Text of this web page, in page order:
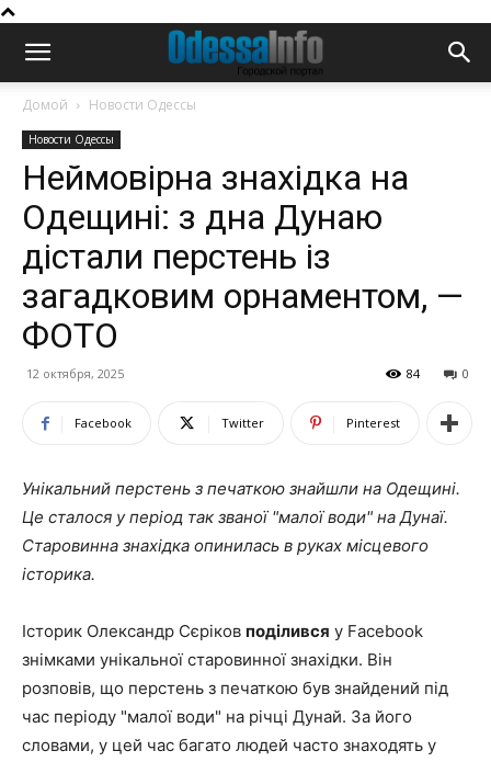
Домой Новости Одессы
Новости Одессы
Неймовірна знахідка на
Одещині: з дна Дунаю
дістали перстень із
загадковим орнаментом, —
ФОТО
12 октября, 2025 0
84
Facebook Twitter Pinterest
Унікальний перстень з печаткою знайшли на Одещині.
Це сталося у період так званої "малої води" на Дунаї.
Старовинна знахідка опинилась в руках місцевого
історика.
Історик Олександр Сєріков поділився у Facebook
знімками унікальної старовинної знахідки. Він
розповів, що перстень з печаткою був знайдений під
час періоду "малої води" на річці Дунай. За його
словами, у цей час багато людей часто знаходять у